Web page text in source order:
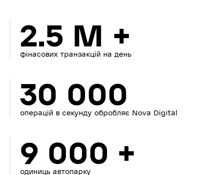
2.5 M +
фінасових транзакцій на день
30 000
операцій в секунду обробляє Nova Digital
9 000 +
одиниць автопарку